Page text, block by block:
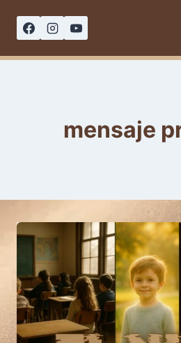
mensaje